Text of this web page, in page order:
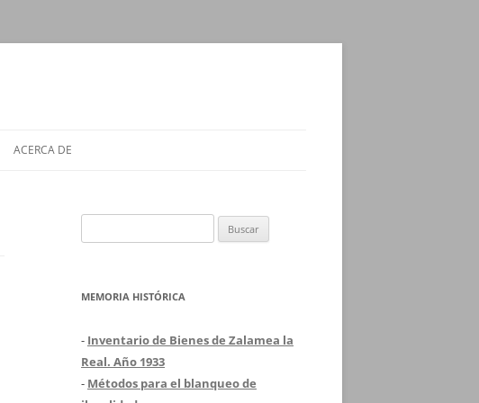
ACERCA DE
MEMORIA HISTÓRICA
- Inventario de Bienes de Zalamea la
Real. Año 1933
- Métodos para el blanqueo de